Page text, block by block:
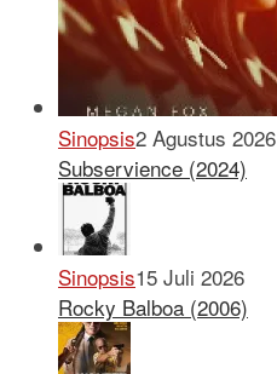
Sinopsis2 Agustus 2026
Subservience (2024)
Sinopsis15 Juli 2026
Rocky Balboa (2006)